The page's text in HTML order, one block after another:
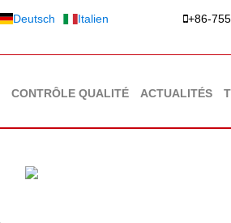
Deutsch
Italien
+86-
CONTRÔLE QUALITÉ ACTUALITÉS